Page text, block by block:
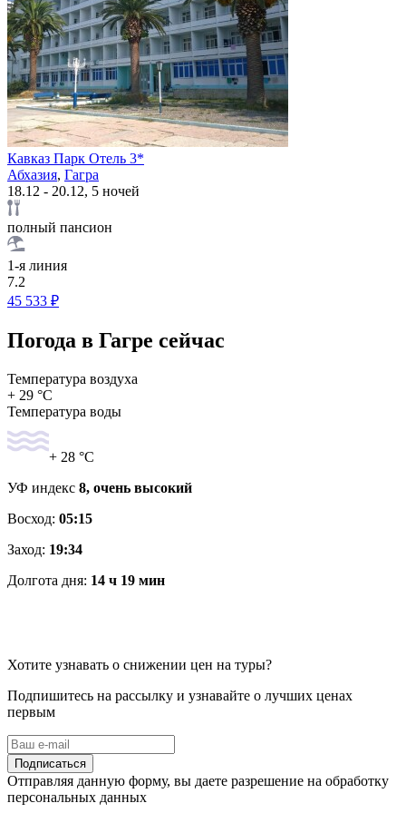
Кавказ Парк Отель 3*
Абхазия, Гагра
18.12 - 20.12, 5 ночей
полный пансион
1-я линия
7.2
45 533 ₽
Погода в Гагре сейчас
Температура воздуха
+ 29 °C
Температура воды
+ 28 °C
УФ индекс 8, очень высокий
Восход: 05:15
Заход: 19:34
Долгота дня: 14 ч 19 мин
Хотите узнавать о снижении цен на туры?
Подпишитесь на рассылку и узнавайте о лучших ценах
первым
Подписаться
Отправляя данную форму, вы даете разрешение на обработку
персональных данных